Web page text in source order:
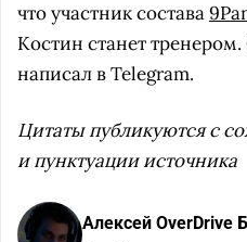
что участник состава
Костин станет
написал в Telegram.
Цитаты публикуются с
и пунктуации источника
Алексей OverDrive